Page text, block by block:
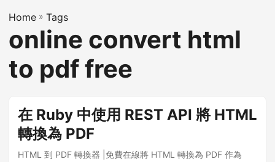
Home » Tags
online convert html
to pdf free
在 Ruby 中使用 REST API 將 HTML
轉換為 PDF
HTML 到 PDF 轉換器 |免費在線將 HTML 轉換為 PDF 作為